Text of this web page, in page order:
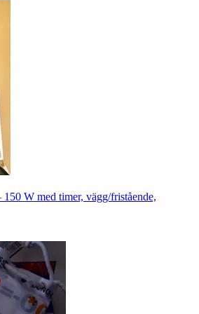
W med timer, vägg/fristående,